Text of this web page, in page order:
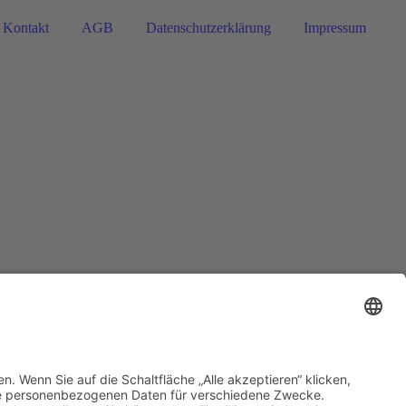
Kontakt AGB Datenschutzerklärung Impressum